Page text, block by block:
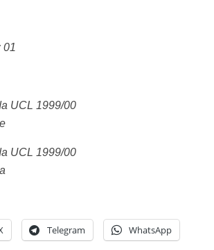
01
UCL 1999/00
UCL 1999/00
Telegram WhatsApp